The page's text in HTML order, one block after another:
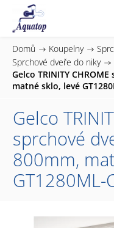
Domů / Koupelny /
Sprchové dveře do niky /
Gelco TRINITY
matné sklo, levé
Gelco
sprchové
800mm,
GT1280ML-